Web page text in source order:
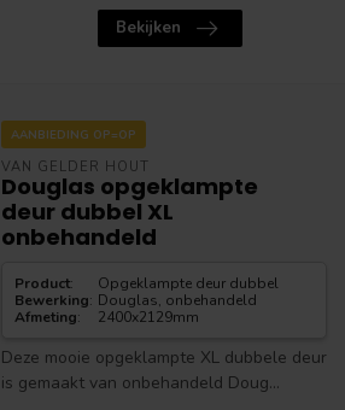
Bekijken
AANBIEDING OP=OP
VAN GELDER HOUT
Douglas opgeklampte
deur dubbel XL
onbehandeld
Product:
Opgeklampte deur dubbel
Bewerking: Douglas, onbehandeld
Afmeting: 2400x2129mm
Deze mooie opgeklampte XL dubbele deur
is gemaakt van onbehandeld Doug...